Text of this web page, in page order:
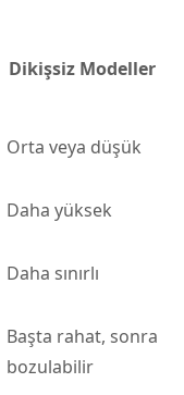
Dikişsiz Modeller
Orta veya düşük
Daha yüksek
Daha sınırlı
Başta rahat, sonra
bozulabilir